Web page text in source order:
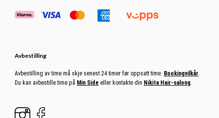
Avbestilling
Avbestilling av time må skje senest 24 timer før oppsatt time. Bookingvilkår.
Du kan avbestille time på Min Side eller kontakte din Nikita Hair-salong.